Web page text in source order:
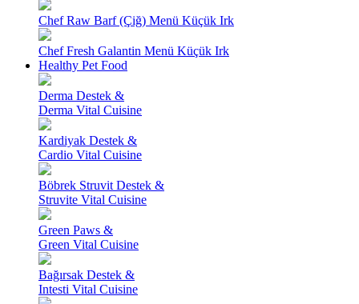
Chef Raw Barf (Çiğ) Menü Küçük Irk
Chef Fresh Galantin Menü Küçük Irk
Healthy Pet Food
Derma Destek &
Derma Vital Cuisine
Kardiyak Destek &
Cardio Vital Cuisine
Böbrek Struvit Destek &
Struvite Vital Cuisine
Green Paws &
Green Vital Cuisine
Bağırsak Destek &
Intesti Vital Cuisine